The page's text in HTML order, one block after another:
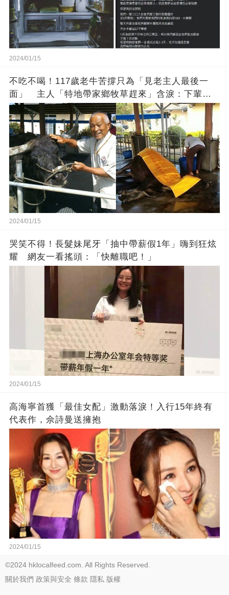
2024/01/15
不吃不喝！117歲老牛苦撐只為「見老主人最後一
面」 主人「特地帶家鄉牧草趕來」含淚：下輩子
找個好人家
2024/01/15
哭笑不得！長髮妹尾牙「抽中帶薪假1年」嗨到狂炫
耀 網友一看搖頭：「快離職吧！」
2024/01/15
高海寧首獲「最佳女配」激動落淚！入行15年終有
代表作，佘詩曼送擁抱
2024/01/15
©2024 hklocalfeed.com. All Rights Reserved.
關於我們 政策與安全 條款 隱私 版權